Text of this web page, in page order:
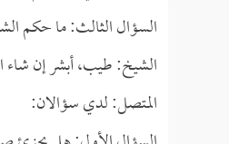
السؤال الثالث: ما حكم
الشيخ: طيب، أبشر إن شاء
المتصل: لدي سؤالان: